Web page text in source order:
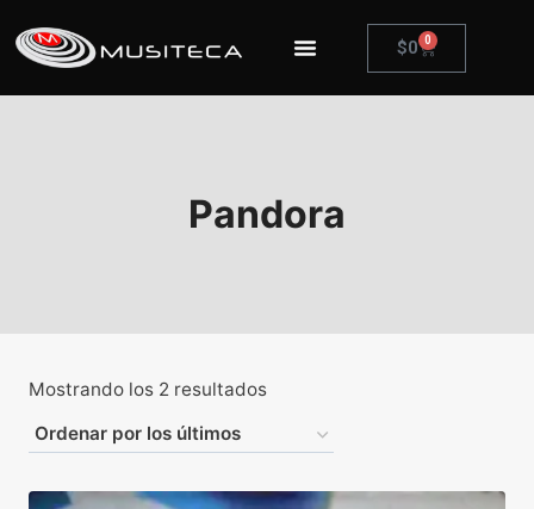
$0 0
Pandora
Mostrando los 2 resultados